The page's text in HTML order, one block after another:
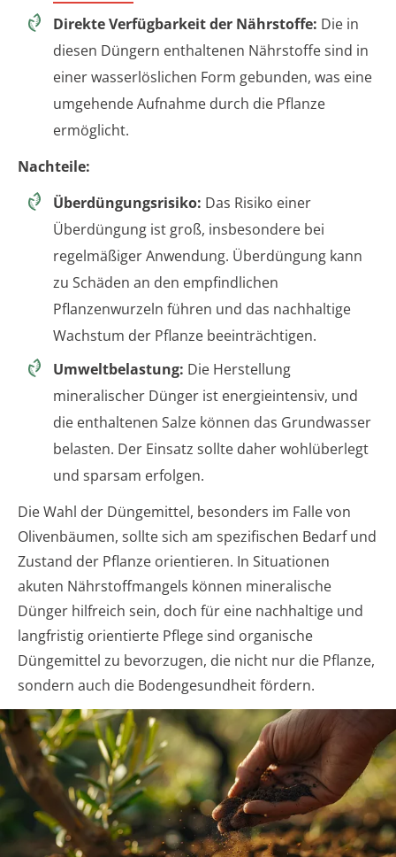
Direkte Verfügbarkeit der Nährstoffe: Die in
diesen Düngern enthaltenen Nährstoffe sind in
einer wasserlöslichen Form gebunden, was eine
umgehende Aufnahme durch die Pflanze
ermöglicht.
Nachteile:
Überdüngungsrisiko: Das Risiko einer
Überdüngung ist groß, insbesondere bei
regelmäßiger Anwendung. Überdüngung kann
zu Schäden an den empfindlichen
Pflanzenwurzeln führen und das nachhaltige
Wachstum der Pflanze beeinträchtigen.
Umweltbelastung: Die Herstellung
mineralischer Dünger ist energieintensiv, und
die enthaltenen Salze können das Grundwasser
belasten. Der Einsatz sollte daher wohlüberlegt
und sparsam erfolgen.
Die Wahl der Düngemittel, besonders im Falle von
Olivenbäumen, sollte sich am spezifischen Bedarf und
Zustand der Pflanze orientieren. In Situationen
akuten Nährstoffmangels können mineralische
Dünger hilfreich sein, doch für eine nachhaltige und
langfristig orientierte Pflege sind organische
Düngemittel zu bevorzugen, die nicht nur die Pflanze,
sondern auch die Bodengesundheit fördern.